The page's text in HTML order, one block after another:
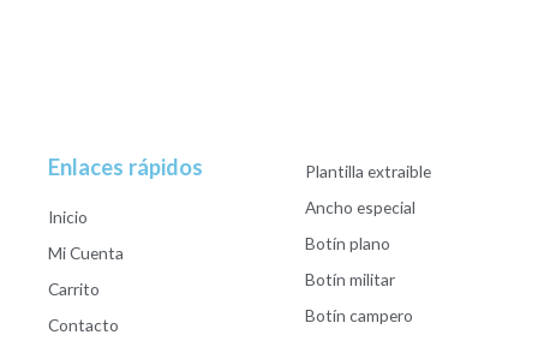
Enlaces rápidos
Inicio
Mi Cuenta
Carrito
Contacto
Plantilla extraible
Ancho especial
Botín plano
Botín militar
Botín campero